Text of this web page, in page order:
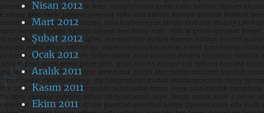
Nisan 2012
Mart 2012
Şubat 2012
Ocak 2012
Aralık 2011
Kasım 2011
Ekim 2011